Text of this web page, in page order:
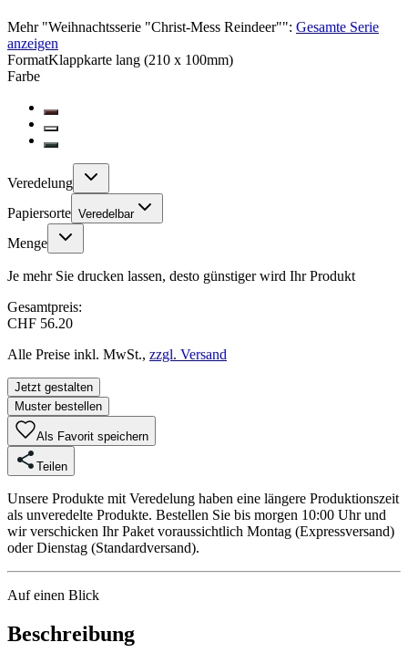
Mehr"Weihnachtsserie "Christ-Mess Reindeer"": Gesamte Serie
anzeigen
FormatKlappkarte lang (210 x 100mm)
Farbe
Veredelung
Papiersorte Veredelbar
Menge
Je mehr Sie drucken lassen, desto günstiger wird Ihr Produkt
Gesamtpreis:
CHF 56.20
Alle Preise inkl. MwSt., zzgl. Versand
Jetzt gestalten
Muster bestellen
Als Favorit speichern
Teilen
Unsere Produkte mit Veredelung haben eine längere Produktionszeit
als unveredelte Produkte. Bestellen Sie bis morgen 10:00 Uhr und
wir verschicken Ihr Paket voraussichtlich Montag (Expressversand)
oder Dienstag (Standardversand).
Auf einen Blick
Beschreibung